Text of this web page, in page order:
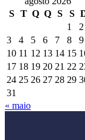
S
T Q Q S S
1
2
3
4 5 6 7 8
9
10 11 12 13 14 15
17 18 19 20 21 22
24 25 26 27 28 29
31
« maio